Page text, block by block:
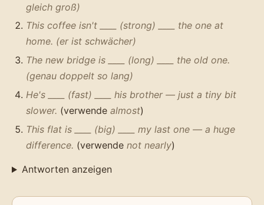
gleich groß)
This coffee isn't ____ (strong) ____ the one at
home. (er ist schwächer)
The new bridge is ____ (long) ____ the old one.
(genau doppelt so lang)
He's ____ (fast) ____ his brother — just a tiny bit
slower. (verwende almost)
This flat is ____ (big) ____ my last one — a huge
difference. (verwende not nearly)
Antworten anzeigen